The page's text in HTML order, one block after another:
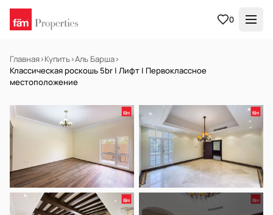
0
Главная›Купить›Аль Барша›
Классическая роскошь 5br | Лифт | Первоклассное
местоположение
В АРЕНДУ Готов к заселению